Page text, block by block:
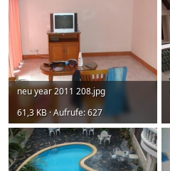
neu year 2011 208.jpg
61,3 KB · Aufrufe: 627